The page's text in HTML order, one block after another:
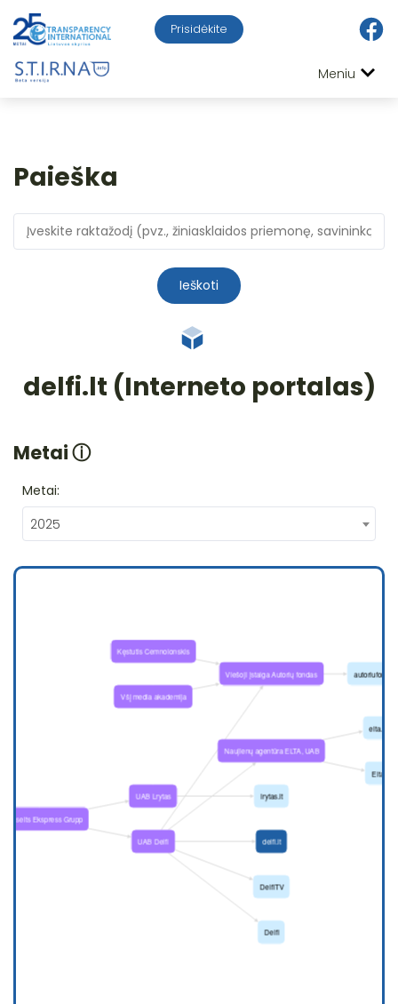
Prisidėkite
Meniu
Paieška
Ieškoti
delfi.lt (Interneto portalas)
Metaiⓘ
Metai:
2025